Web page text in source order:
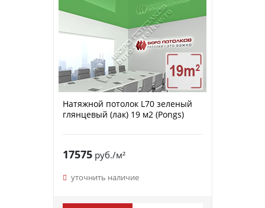
Натяжной потолок L70 зеленый
глянцевый (лак) 19 м2 (Pongs)
17575руб./м²
уточнить наличие